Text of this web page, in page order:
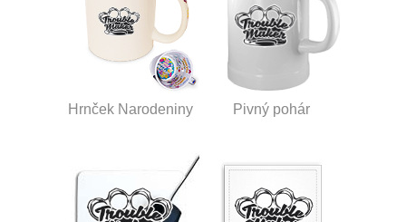
Hrnček Narodeniny Pivný pohár